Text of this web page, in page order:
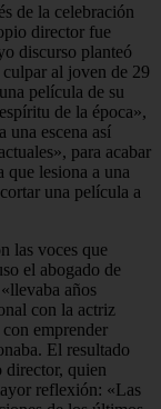
de la celebración
director fue
discurso planteó
al joven de 29
película de su
de la época»,
una escena así
para acabar
que lesiona a una
una película a
las voces que
el abogado de
años
con la actriz
emprender
El resultado
director, quien
reflexión: «Las